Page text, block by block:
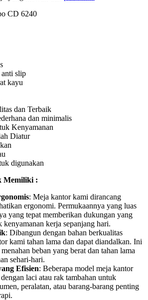
slip
kayu
dan Terbaik
dan minimalis
Kenyamanan
Diatur
digunakan
Memiliki :
: Meja kantor kami dirancang
ergonomi. Permukaannya yang luas
yang tepat memberikan dukungan yang
kerja sepanjang hari.
: Dibangun dengan bahan berkualitas
kami tahan lama dan dapat diandalkan. Ini
beban yang berat dan tahan lama
sehari-hari.
Efisien: Beberapa model meja kantor
laci atau rak tambahan untuk
peralatan, atau barang-barang penting